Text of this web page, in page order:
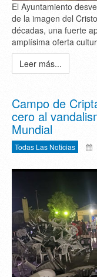
El Ayuntamiento
de la imagen del
décadas, una fuerte
amplísima oferta
Leer más...
Campo de
cero al
Mundial
Todas Las Noticias